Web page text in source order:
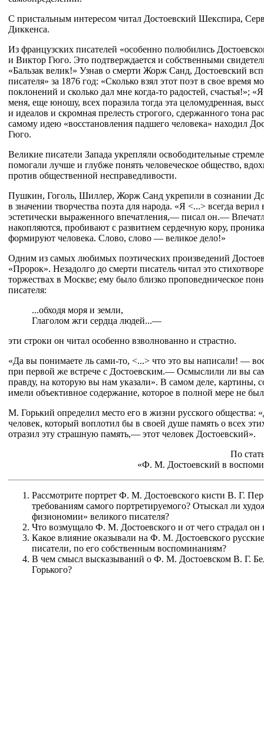
С пристальным интересом читал Достоевский Шекспира,
Диккенса.
Из французских писателей «особенно полюбились
и Виктор Гюго. Это подтверждается и собственными
«Бальзак велик!» Узнав о смерти Жорж Санд, Достоевский
писателя» за 1876 год: «Сколько взял этот поэт в свое время
поклонений и сколько дал мне когда-то радостей, счастья!»;
меня, еще юношу, всех поразила тогда эта целомудренная,
и идеалов и скромная прелесть строгого, сдержанного тона
самому идею «восстановления падшего человека» находил
Гюго.
Великие писатели Запада укрепляли освободительные
помогали лучше и глубже понять человеческое общество,
против общественной несправедливости.
Пушкин, Гоголь, Шиллер, Жорж Санд укрепили в сознании
в значении творчества поэта для народа. «Я <...> всегда
эстетически выраженного впечатления,— писал он.—
накопляются, пробивают с развитием сердечную кору,
формируют человека. Слово, слово — великое дело!»
Одним из самых любимых поэтических произведений
«Пророк». Незадолго до смерти писатель читал это
торжествах в Москве; ему было близко проповедническое
писателя:
...обходя моря и земли,
Глаголом жги сердца людей...—
эти строки он читал особенно взволнованно и страстно.
«Да вы понимаете ль сами-то, <...> что это вы написали! —
при первой же встрече с Достоевским.— Осмыслили ли вы
правду, на которую вы нам указали». В самом деле, картины,
имели объективное содержание, которое в полной мере не
М. Горький определил место его в жизни русского общества:
человек, который воплотил бы в своей душе память о всех
отразил эту страшную память,— этот человек Достоевский».
По
«Ф. М. Достоевский в
Рассмотрите портрет Ф. М. Достоевского кисти В. Г.
требованиям самого портретируемого? Отыскал ли
физиономии» великого писателя?
Что возмущало Ф. М. Достоевского и от чего страдал
Какое влияние оказывали на Ф. М. Достоевского
писатели, по его собственным воспоминаниям?
В чем смысл высказываний о Ф. М. Достоевском В. Г.
Горького?